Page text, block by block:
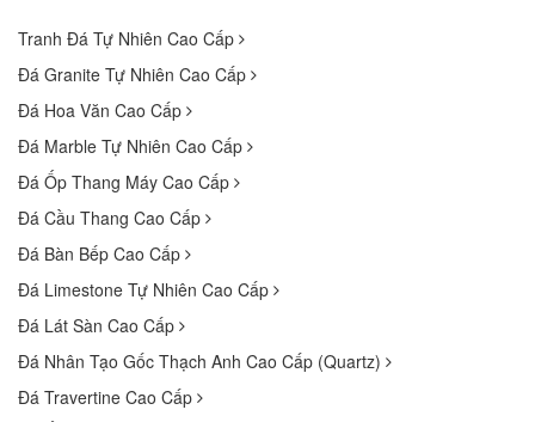
Tranh Đá Tự Nhiên Cao Cấp
Đá Granite Tự Nhiên Cao Cấp
Đá Hoa Văn Cao Cấp
Đá Marble Tự Nhiên Cao Cấp
Đá Ốp Thang Máy Cao Cấp
Đá Cầu Thang Cao Cấp
Đá Bàn Bếp Cao Cấp
Đá Limestone Tự Nhiên Cao Cấp
Đá Lát Sàn Cao Cấp
Đá Nhân Tạo Gốc Thạch Anh Cao Cấp (Quartz)
Đá Travertine Cao Cấp